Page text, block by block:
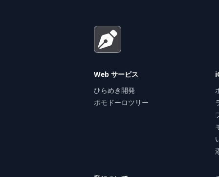
Web サービス
ひらめき開発
ポモドーロツリー